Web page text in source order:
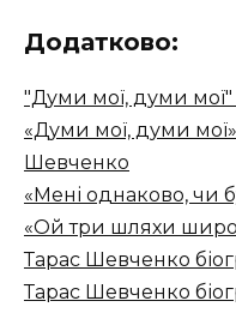
Додатково:
"Думи мої, думи мої"
«Думи мої, думи
Шевченко
«Мені однаково, чи
«Ой три шляхи
Тарас Шевченко
Тарас Шевченко